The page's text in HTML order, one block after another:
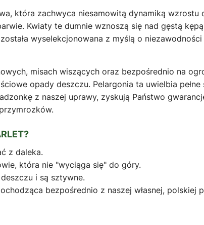
która zachwyca niesamowitą dynamiką
Kwiaty te dumnie wznoszą się nad gęstą
wyselekcjonowana z myślą o
misach wiszących oraz bezpośrednio na
opady deszczu. Pelargonia ta uwielbia
z naszej uprawy, zyskują Państwo
z daleka.
która nie "wyciąga się" do góry.
i są sztywne.
bezpośrednio z naszej własnej, polskiej